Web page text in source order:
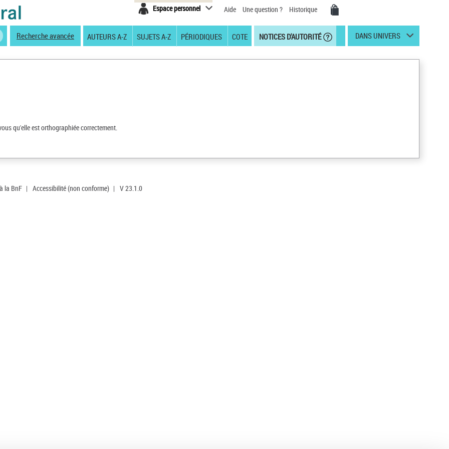
Espace personnel Aide Une question ? Historique
Recherche avancée AUTEURS A-Z SUJETS A-Z PÉRIODIQUES COTE NOTICES D'AUTORITÉ DANS UNIVERS
qu'elle est orthographiée correctement.
la BnF | Accessibilité (non conforme) | V 23.1.0